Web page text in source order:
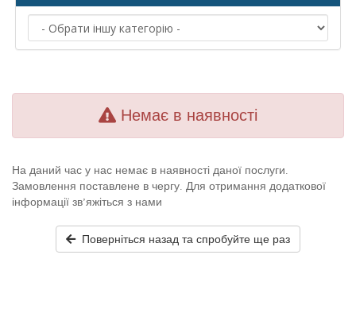
Немає в наявності
На даний час у нас немає в наявності даної послуги.
Замовлення поставлене в чергу. Для отримання додаткової
інформації зв’яжіться з нами
Поверніться назад та спробуйте ще раз